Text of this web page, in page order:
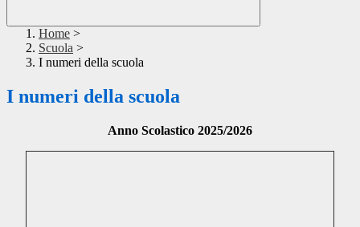
Home >
Scuola >
I numeri della scuola
I numeri della scuola
Anno Scolastico 2025/2026